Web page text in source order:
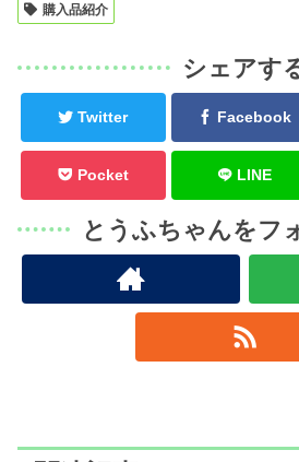
購入品紹介
シェアす
Twitter Facebook
Pocket LINE
とうふちゃんをフ